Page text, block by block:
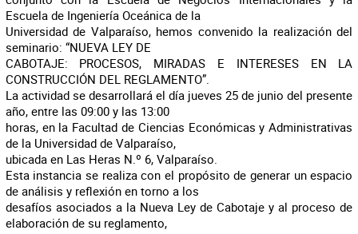
Escuela de Ingeniería Oceánica de la
Universidad de Valparaíso, hemos convenido la realización del
seminario: “NUEVA LEY DE
CABOTAJE: PROCESOS, MIRADAS E INTERESES EN LA
CONSTRUCCIÓN DEL REGLAMENTO”.
La actividad se desarrollará el día jueves 25 de junio del presente
año, entre las 09:00 y las 13:00
horas, en la Facultad de Ciencias Económicas y Administrativas
de la Universidad de Valparaíso,
ubicada en Las Heras N.º 6, Valparaíso.
Esta instancia se realiza con el propósito de generar un espacio
de análisis y reflexión en torno a los
desafíos asociados a la Nueva Ley de Cabotaje y al proceso de
elaboración de su reglamento,